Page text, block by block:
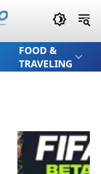
FOOD &
TRAVELING